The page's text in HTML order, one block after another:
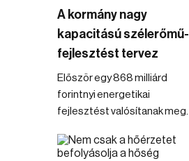
A kormány nagy
kapacitású szélerőmű-
fejlesztést tervez
Először egy 868 milliárd
forintnyi energetikai
fejlesztést valósítanak meg.